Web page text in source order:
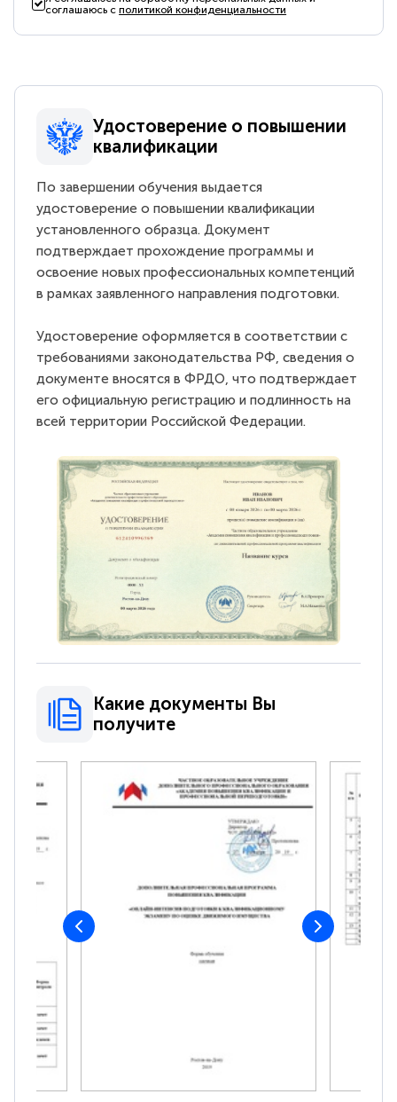
соглашаюсь сполитикой конфиденциальности
Удостоверение о повышении
квалификации
По завершении обучения выдается
удостоверение о повышении квалификации
установленного образца. Документ
подтверждает прохождение программы и
освоение новых профессиональных компетенций
в рамках заявленного направления подготовки.
Удостоверение оформляется в соответствии с
требованиями законодательства РФ, сведения о
документе вносятся в ФРДО, что подтверждает
его официальную регистрацию и подлинность на
всей территории Российской Федерации.
Какие документы Вы
получите